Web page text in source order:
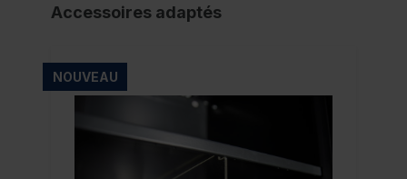
Accessoires adaptés
NOUVEAU